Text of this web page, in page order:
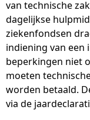
van technische
dagelijkse
ziekenfondsen
indiening van een
beperkingen niet
moeten
worden betaald.
via de